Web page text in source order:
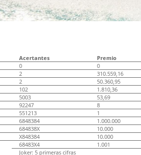
Acertantes
Premio
0
0
2
310.559,16
2
50.360,95
102
1.810,36
5003
53,69
92247
8
551213
1
6848384
1.000.000
684838X
10.000
X848384
10.000
68483X4
1.001
Joker: 5 primeras cifras